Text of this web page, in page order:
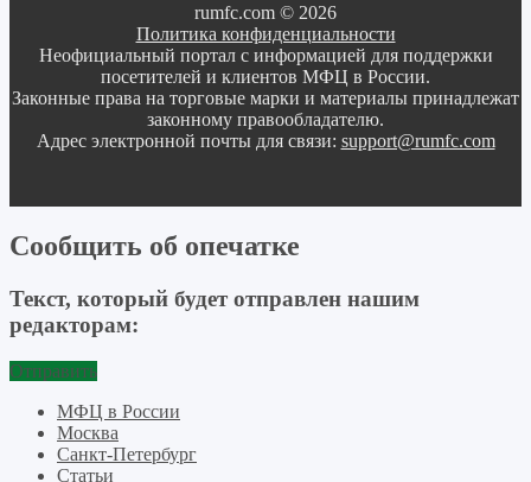
rumfc.com © 2026
Политика конфиденциальности
Неофициальный портал с информацией для поддержки
посетителей и клиентов МФЦ в России.
Законные права на торговые марки и материалы принадлежат
законному правообладателю.
Адрес электронной почты для связи: support@rumfc.com
Сообщить об опечатке
Текст, который будет отправлен нашим
редакторам:
Отправить
МФЦ в России
Москва
Санкт-Петербург
Статьи